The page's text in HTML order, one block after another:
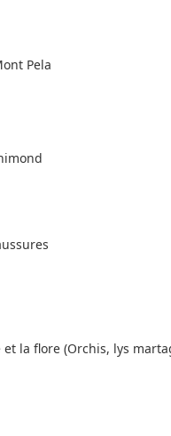
Pela
la flore (Orchis, lys